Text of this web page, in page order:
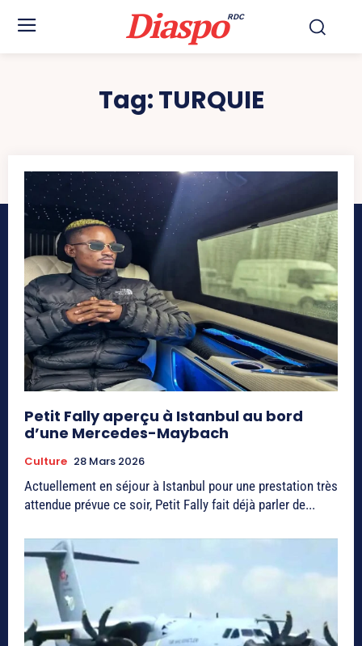
DiaspoRDC
Tag:TURQUIE
Petit Fally aperçu à Istanbul au bord
d’une Mercedes-Maybach
Culture 28 Mars 2026
Actuellement en séjour à Istanbul pour une prestation très
attendue prévue ce soir, Petit Fally fait déjà parler de...